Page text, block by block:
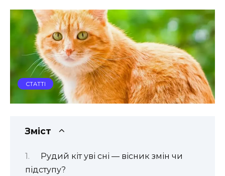
СТАТТІ
Зміст
Рудий кіт уві сні — вісник змін чи
підступу?